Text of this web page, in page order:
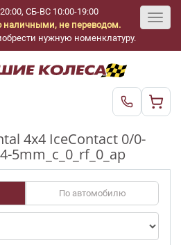
СБ-ВС 10:00-19:00
наличными, не переводом.
нужную номенклатуру.
4x4 IceContact 0/0-
5mm_c_0_rf_0_ap
По автомобилю